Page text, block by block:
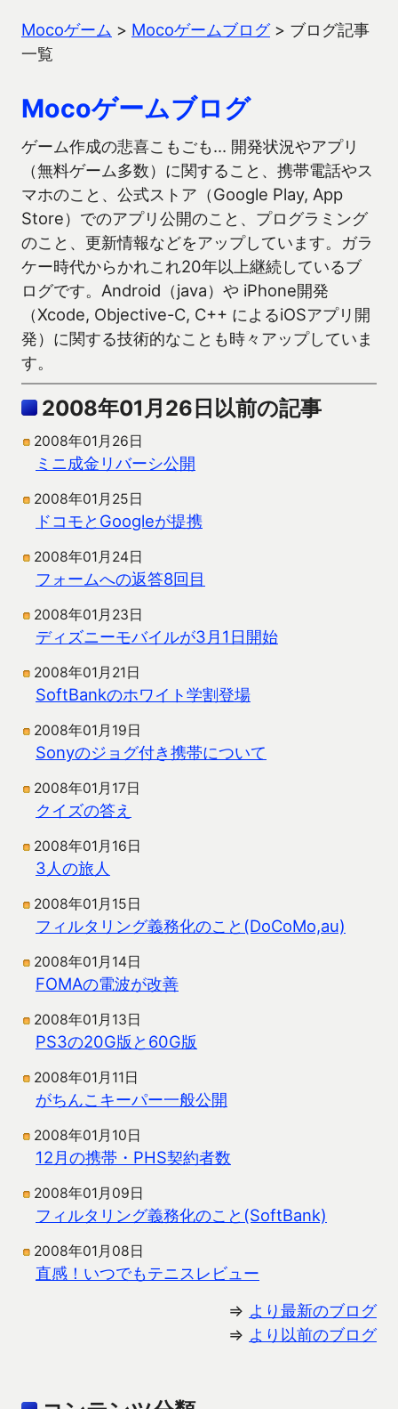
Mocoゲーム > Mocoゲームブログ> ブログ記事
一覧
Mocoゲームブログ
ゲーム作成の悲喜こもごも… 開発状況やアプリ
（無料ゲーム多数）に関すること、携帯電話やス
マホのこと、公式ストア（Google Play, App
Store）でのアプリ公開のこと、プログラミング
のこと、更新情報などをアップしています。ガラ
ケー時代からかれこれ20年以上継続しているブ
ログです。Android（java）や iPhone開発
（Xcode, Objective-C, C++ によるiOSアプリ開
発）に関する技術的なことも時々アップしていま
す。
2008年01月26日以前の記事
2008年01月26日
ミニ成金リバーシ公開
2008年01月25日
ドコモとGoogleが提携
2008年01月24日
フォームへの返答8回目
2008年01月23日
ディズニーモバイルが3月1日開始
2008年01月21日
SoftBankのホワイト学割登場
2008年01月19日
Sonyのジョグ付き携帯について
2008年01月17日
クイズの答え
2008年01月16日
3人の旅人
2008年01月15日
フィルタリング義務化のこと(DoCoMo,au)
2008年01月14日
FOMAの電波が改善
2008年01月13日
PS3の20G版と60G版
2008年01月11日
がちんこキーパー一般公開
2008年01月10日
12月の携帯・PHS契約者数
2008年01月09日
フィルタリング義務化のこと(SoftBank)
2008年01月08日
直感！いつでもテニスレビュー
⇒ より最新のブログ
⇒ より以前のブログ